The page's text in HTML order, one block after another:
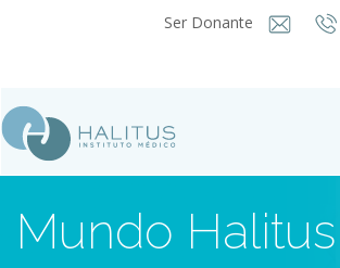
Ser Donante
Mundo Halitus